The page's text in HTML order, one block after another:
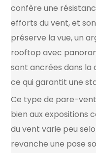
confère une
efforts du vent, et
préserve la vue, un
rooftop avec
sont ancrées dans la
ce qui garantit une
Ce type de pare-
bien aux expositions
du vent varie peu
revanche une pose